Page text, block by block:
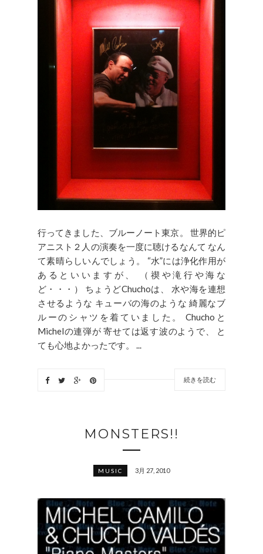
行ってきました、ブルーノート東京。 世界的ピ
アニスト２人の演奏を一度に聴けるなんて なん
て素晴らしいんでしょう。 “水”には浄化作用が
あるといいますが、 （禊や滝行や海な
ど・・・） ちょうどChuchoは、 水や海を連想
させるような キューバの海のような 綺麗なブ
ルーのシャツを着ていました。 Chuchoと
Michelの連弾が 寄せては返す波のようで、 と
ても心地よかったです。 ...
続きを読む
MONSTERS!!
MUSIC 3月 27, 2010